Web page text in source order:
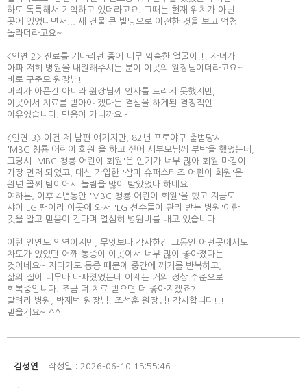
하도 독특해서 기억하고 있더라고요. 그때는 현재 위치가 아닌
곳에 있었다면서... 새 건물 큰 빌딩으로 이전한 것을 보고 엄청
놀라더라고요~
<인연 2> 진료를 기다리던 중에 너무 익숙한 얼굴이!!! 자녀가
아파 저희 병원을 내원해주시는 분이 이곳의 원장님이더라고요~
바로 구준모 원장님!
머리가 아픈건 아니라 원장님께 인사를 드리지 못했지만,
이곳에서 치료를 받아야 겠다는 결심을 하게된 결정적인
이유였습니다. 믿음이 가니까요~
<인연 3> 이건 제 남편 얘기지만, 82년 프로야구 출범당시
'MBC 청룡 어린이 회원'을 하고 싶어 시부모님께 부탁을 했었는데,
그당시 'MBC 청룡 어린이 회원'은 인기가 너무 많아 회원 마감이
가장 먼저 되었고, 대신 가입한 '삼미 슈퍼스타즈 어린이 회원'은
원년 꼴찌 팀이어서 놀림을 많이 받았었다 하네요.
여하튼, 이후 4년동안 'MBC 청룡 어린이 회원'을 했고 지금도
샤이 LG 팬이라 이곳에 와서 'LG 선수들이 관리 받는 병원'이란
것을 알고 믿음이 간다며 열심히 병원비를 내고 있습니다
이런 인연도 인연이지만, 무엇보다 감사한건 그동안 어떤곳에서도
차도가 없었던 어깨 통증이 이곳에서 너무 많이 좋아졌다는
것이네요~ 자다가도 통증 때문에 중간에 깨기를 반복하고,
삶의 질이 너무나 나빠졌었는데 이제는 거의 정상 수준으로
회복중입니다. 조금 더 치료 받으면 더 좋아지겠죠?
달려라 병원, 박재범 원장님! 조석훈 원장님! 감사합니다!!!
믿을게요~ ^^
김성연 작성일 : 2026-06-10 15:55:46